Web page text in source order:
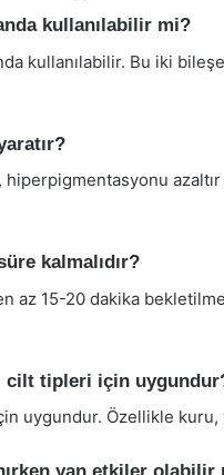
kullanılabilir mi?
kullanılabilir. Bu iki
azaltır
kalmalıdır?
az 15-20 dakika
cilt tipleri için
uygundur. Özellikle kuru,